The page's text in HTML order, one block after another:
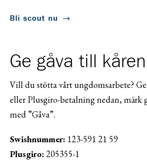
Bli scout nu
Ge gåva till kåren
Vill du stötta vårt ungdomsarbete? Ge
eller Plusgiro-betalning nedan, märk
med ”Gåva”.
Swishnummer: 123-591 21 59
Plusgiro: 205355-1